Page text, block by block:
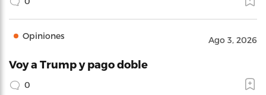
Opiniones Ago 3, 2026
Voy a Trump y pago doble
0